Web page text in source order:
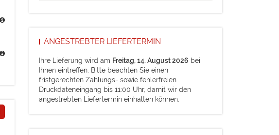
ANGESTREBTER LIEFERTERMIN
Ihre Lieferung wird am Freitag, 14. August 2026 bei
Ihnen eintreffen. Bitte beachten Sie einen
fristgerechten Zahlungs- sowie fehlerfreien
Druckdateneingang bis 11:00 Uhr, damit wir den
angestrebten Liefertermin einhalten können.